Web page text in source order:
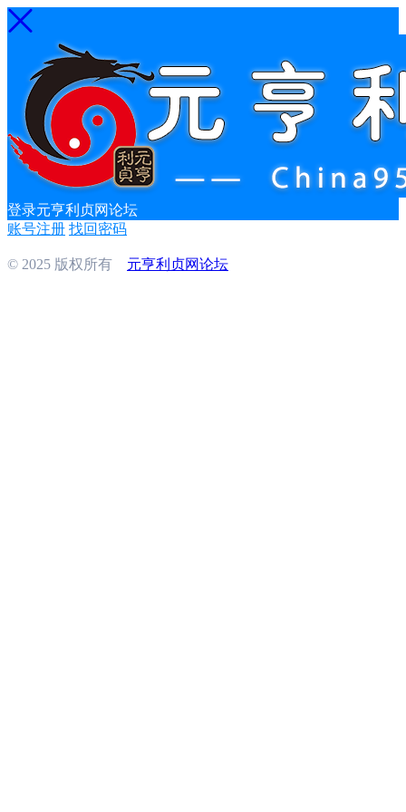
登录元亨利贞网论坛
账号注册 找回密码
© 2025 版权所有 元亨利贞网论坛